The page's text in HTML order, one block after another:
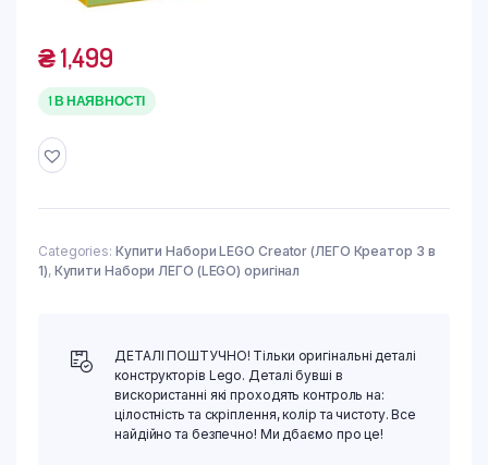
₴1,499
1 В НАЯВНОСТІ
Categories: Купити Набори LEGO Creator (ЛЕГО Креатор 3 в
1), Купити Набори ЛЕГО (LEGO) оригінал
ДЕТАЛІ ПОШТУЧНО! Тільки оригінальні деталі
конструкторів Lego. Деталі бувші в
вискористанні які проходять контроль на:
цілостність та скріплення, колір та чистоту. Все
найдійно та безпечно! Ми дбаємо про це!